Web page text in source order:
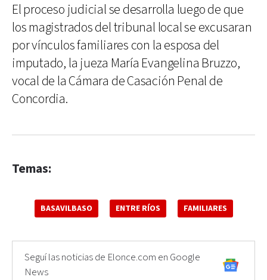
El proceso judicial se desarrolla luego de que
los magistrados del tribunal local se excusaran
por vínculos familiares con la esposa del
imputado, la jueza María Evangelina Bruzzo,
vocal de la Cámara de Casación Penal de
Concordia.
Temas:
BASAVILBASO ENTRE RÍOS FAMILIARES
Seguí las noticias de Elonce.com en Google
News